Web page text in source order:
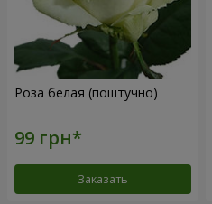
Роза белая (поштучно)
Заказать